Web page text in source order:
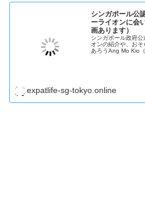
シンガポール公
ーライオンに会
画あります）
シンガポール政府
オンの紹介や、お
あろうAng Mo Kio
expatlife-sg-tokyo.online